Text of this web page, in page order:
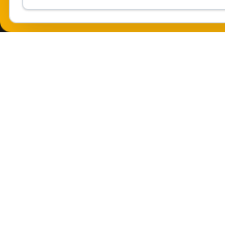
Política de
Funciona gracias aWordPress